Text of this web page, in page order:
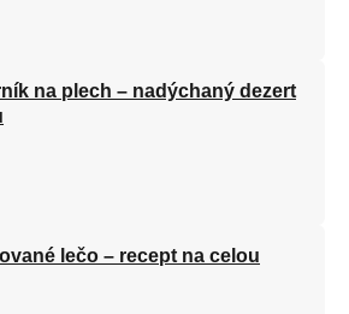
na plech – nadýchaný dezert
lečo – recept na celou